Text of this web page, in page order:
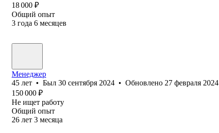
18 000 ₽
Общий опыт
3 года 6 месяцев
Менеджер
45 лет • Был 30 сентября 2024 • Обновлено 27 февраля 2024
150 000 ₽
Не ищет работу
Общий опыт
26 лет 3 месяца